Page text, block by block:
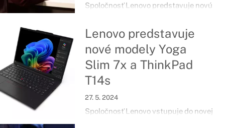
Spoločnosť Lenovo predstavuje novú
P1 Gen 7 pripravenú na umelú
inteligenciu.
Lenovo predstavuje
nové modely Yoga
Slim 7x a ThinkPad
T14s
27. 5. 2024
Spoločnosť Lenovo vstupuje do novej